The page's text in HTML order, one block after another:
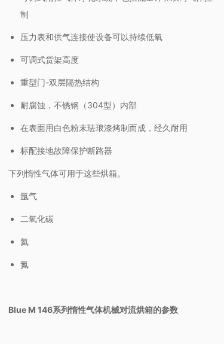
制
压力表和供气连接使设备可以持续低氧
可调式货架高度
重型门-双层隔热结构
耐腐蚀，不锈钢（304型）内部
在表面用白色粉末珐琅漆烤制而成，经久耐用
标配接地故障保护断路器
下列惰性气体可用于这些烘箱。
氩气
二氧化碳
氦
氮
Blue M 146系列惰性气体机械对流烘箱的参数